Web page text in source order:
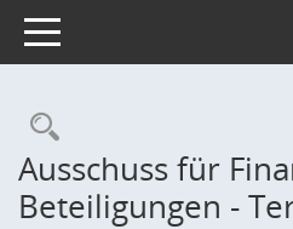
Toggle navigation
Rechercheauswahl
Ausschuss für
Beteiligungen -